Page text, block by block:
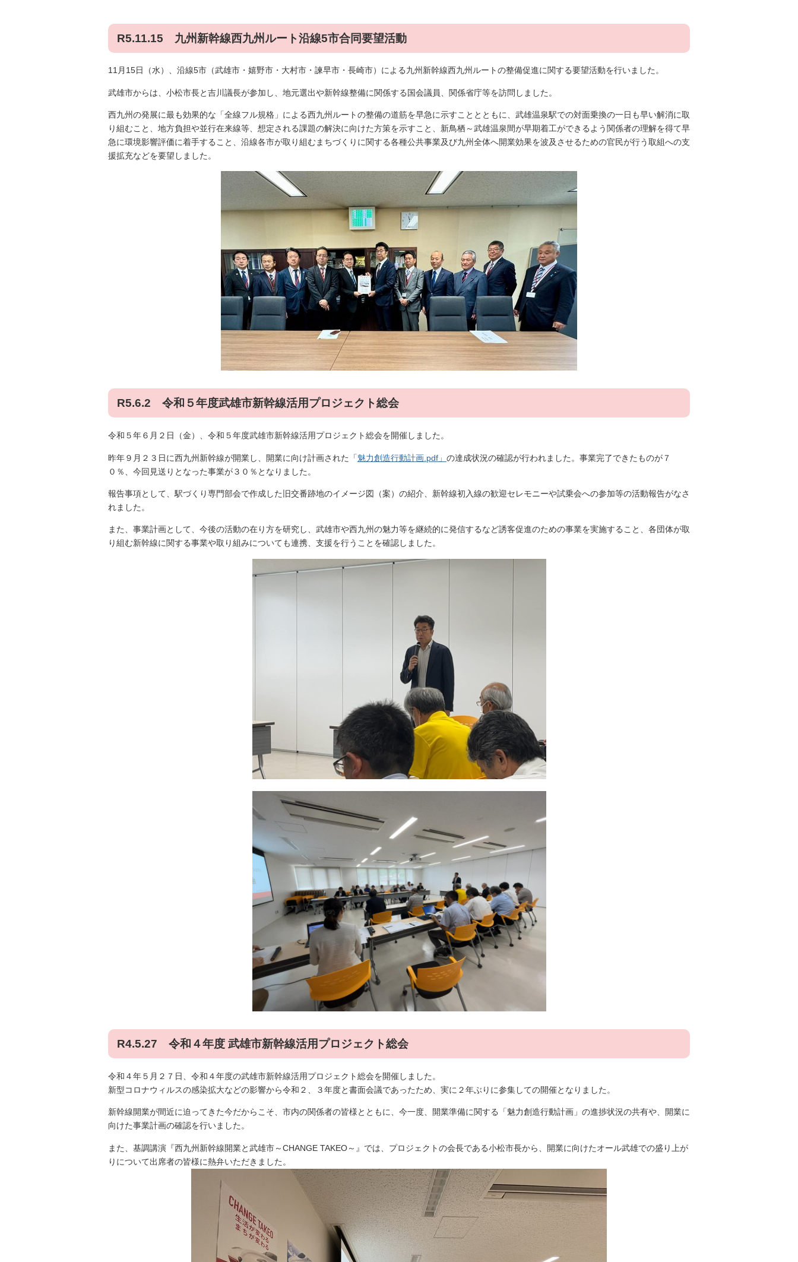
R5.11.15 九州新幹線西九州ルート沿線5市合同要望活動
11月15日（水）、沿線5市（武雄市・嬉野市・大村市・諫早市・長崎市）による九州新幹線西九州ルートの整備促進に関する要望活動を行いました。
武雄市からは、小松市長と吉川議長が参加し、地元選出や新幹線整備に関係する国会議員、関係省庁等を訪問しました。
西九州の発展に最も効果的な「全線フル規格」による西九州ルートの整備の道筋を早急に示すこととともに、武雄温泉駅での対面乗換の一日も早い解消に取
り組むこと、地方負担や並行在来線等、想定される課題の解決に向けた方策を示すこと、新鳥栖～武雄温泉間が早期着工ができるよう関係者の理解を得て早
急に環境影響評価に着手すること、沿線各市が取り組むまちづくりに関する各種公共事業及び九州全体へ開業効果を波及させるための官民が行う取組への支
援拡充などを要望しました。
R5.6.2 令和５年度武雄市新幹線活用プロジェクト総会
令和５年６月２日（金）、令和５年度武雄市新幹線活用プロジェクト総会を開催しました。
昨年９月２３日に西九州新幹線が開業し、開業に向け計画された「魅力創造行動計画.pdf」 の達成状況の確認が行われました。事業完了できたものが７
０％、今回見送りとなった事業が３０％となりました。
報告事項として、駅づくり専門部会で作成した旧交番跡地のイメージ図（案）の紹介、新幹線初入線の歓迎セレモニーや試乗会への参加等の活動報告がなさ
れました。
また、事業計画として、今後の活動の在り方を研究し、武雄市や西九州の魅力等を継続的に発信するなど誘客促進のための事業を実施すること、各団体が取
り組む新幹線に関する事業や取り組みについても連携、支援を行うことを確認しました。
R4.5.27 令和４年度 武雄市新幹線活用プロジェクト総会
令和４年５月２７日、令和４年度の武雄市新幹線活用プロジェクト総会を開催しました。
新型コロナウィルスの感染拡大などの影響から令和２、３年度と書面会議であったため、実に２年ぶりに参集しての開催となりました。
新幹線開業が間近に迫ってきた今だからこそ、市内の関係者の皆様とともに、今一度、開業準備に関する「魅力創造行動計画」の進捗状況の共有や、開業に
向けた事業計画の確認を行いました。
また、基調講演『西九州新幹線開業と武雄市～CHANGE TAKEO～』では、プロジェクトの会長である小松市長から、開業に向けたオール武雄での盛り上が
りについて出席者の皆様に熱弁いただきました。